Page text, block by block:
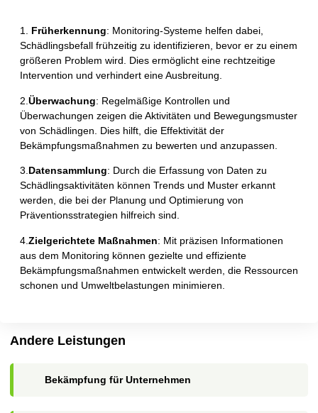
Andere Leistungen
Bekämpfung für Unternehmen
1. Früherkennung: Monitoring-Systeme helfen dabei,
Schädlingsbefall frühzeitig zu identifizieren, bevor er zu einem
größeren Problem wird. Dies ermöglicht eine rechtzeitige
Intervention und verhindert eine Ausbreitung.
2. Überwachung: Regelmäßige Kontrollen und
Überwachungen zeigen die Aktivitäten und Bewegungsmuster
von Schädlingen. Dies hilft, die Effektivität der
Bekämpfungsmaßnahmen zu bewerten und anzupassen.
3. Datensammlung: Durch die Erfassung von Daten zu
Schädlingsaktivitäten können Trends und Muster erkannt
werden, die bei der Planung und Optimierung von
Präventionsstrategien hilfreich sind.
4. Zielgerichtete Maßnahmen: Mit präzisen Informationen
aus dem Monitoring können gezielte und effiziente
Bekämpfungsmaßnahmen entwickelt werden, die Ressourcen
schonen und Umweltbelastungen minimieren.